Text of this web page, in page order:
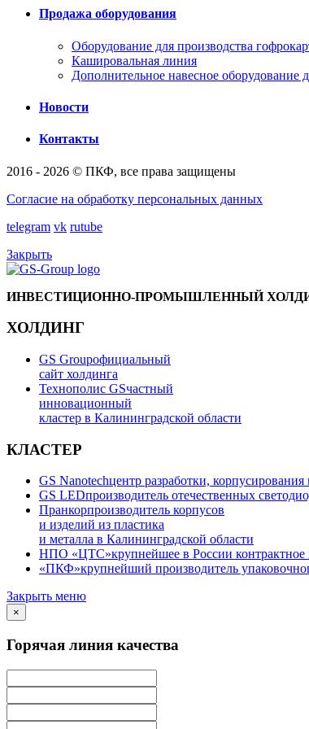
Продажа оборудования
Оборудование для производства
Кашировальная линия
Дополнительное навесное оборудование
Новости
Контакты
2016 - 2026 © ПКФ, все права защищены
Согласие на обработку персональных данных
telegram vk rutube
Закрыть
ИНВЕСТИЦИОННО-ПРОМЫШЛЕННЫЙ
ХОЛДИНГ
GS Groupофициальный
сайт холдинга
Технополис GSчастный
инновационный
кластер в Калининградской области
КЛАСТЕР
GS Nanotechцентр разработки,
GS LEDпроизводитель отечественных
Пранкорпроизводитель корпусов
и изделий из пластика
и металла в Калининградской области
НПО «ЦТС»крупнейшее в России
«ПКФ»крупнейший производитель
Закрыть меню
×
Горячая линия качества